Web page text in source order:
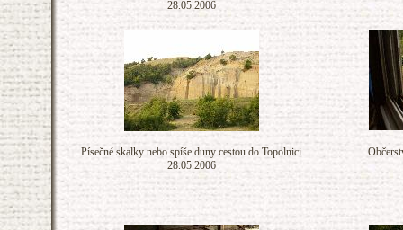
28.05.2006
Písečné skalky nebo spíše duny cestou do Topolnici
28.05.2006